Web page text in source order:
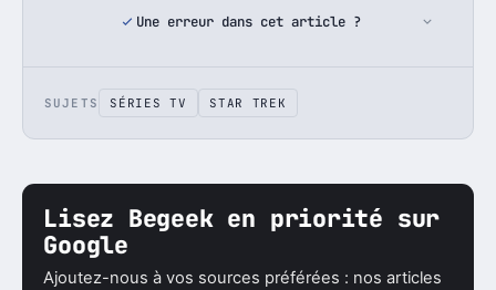
Une erreur dans cet article ?
SUJETS SÉRIES TV STAR TREK
Lisez Begeek en priorité sur
Google
Ajoutez-nous à vos sources préférées : nos articles